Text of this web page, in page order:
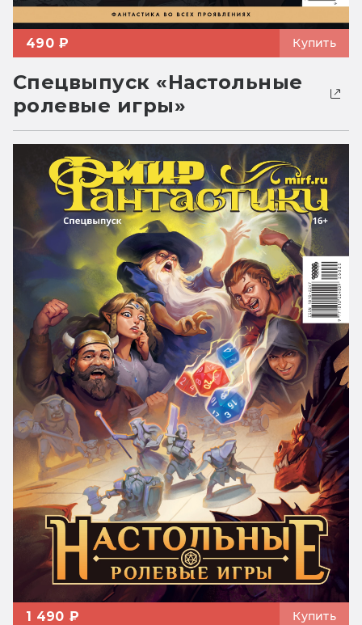
490 ₽ Купить
Спецвыпуск «Настольные
ролевые игры»
1 490 ₽ Купить